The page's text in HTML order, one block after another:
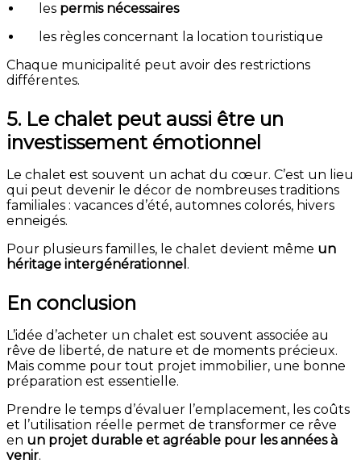
les permis nécessaires
les règles concernant la location touristique
Chaque municipalité peut avoir des restrictions
différentes.
5. Le chalet peut aussi être un
investissement émotionnel
Le chalet est souvent un achat du cœur. C’est un lieu
qui peut devenir le décor de nombreuses traditions
familiales : vacances d’été, automnes colorés, hivers
enneigés.
Pour plusieurs familles, le chalet devient même un
héritage intergénérationnel .
En conclusion
L’idée d’acheter un chalet est souvent associée au
rêve de liberté, de nature et de moments précieux.
Mais comme pour tout projet immobilier, une bonne
préparation est essentielle.
Prendre le temps d’évaluer l’emplacement, les coûts
et l’utilisation réelle permet de transformer ce rêve
en un projet durable et agréable pour les années à
venir.